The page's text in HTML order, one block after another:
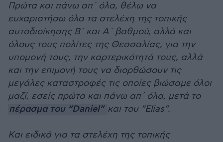
Πρώτα και πάνω απ΄ όλα, θέλω να
ευχαριστήσω όλα τα στελέχη της τοπικής
αυτοδιοίκησης Β΄ και Α΄ βαθμού, αλλά και
όλους τους πολίτες της Θεσσαλίας, για την
υπομονή τους, την καρτερικότητά τους, αλλά
και την επιμονή τους να διορθώσουν τις
μεγάλες καταστροφές τις οποίες βιώσαμε όλοι
μαζί, εσείς πρώτα και πάνω απ΄ όλα, μετά το
πέρασμα του “Daniel” και του “Elias”.
Και ειδικά για τα στελέχη της τοπικής